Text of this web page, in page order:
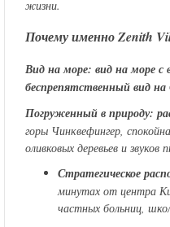
жизни.
Почему именно Zenith
Вид на море: вид на море с
беспрепятственный вид на
Погруженный в природу:
горы Чинквефингер,
оливковых деревьев и звуков
Стратегическое
минутах от центра
частных больниц,